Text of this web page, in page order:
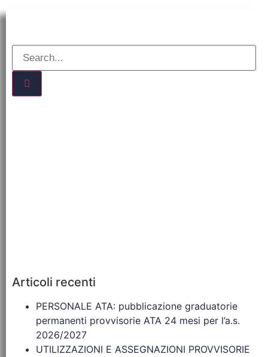
Articoli recenti
PERSONALE ATA: pubblicazione graduatorie
permanenti provvisorie ATA 24 mesi per l’a.s.
2026/2027
UTILIZZAZIONI E ASSEGNAZIONI PROVVISORIE